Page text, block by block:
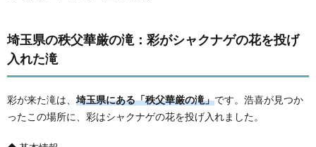
埼玉県の秩父華厳の滝：彩がシャクナゲの花を投げ
入れた滝
彩が来た滝は、 埼玉県にある「秩父華厳の滝」です。浩喜が見つか
ったこの場所に、彩はシャクナゲの花を投げ入れました。